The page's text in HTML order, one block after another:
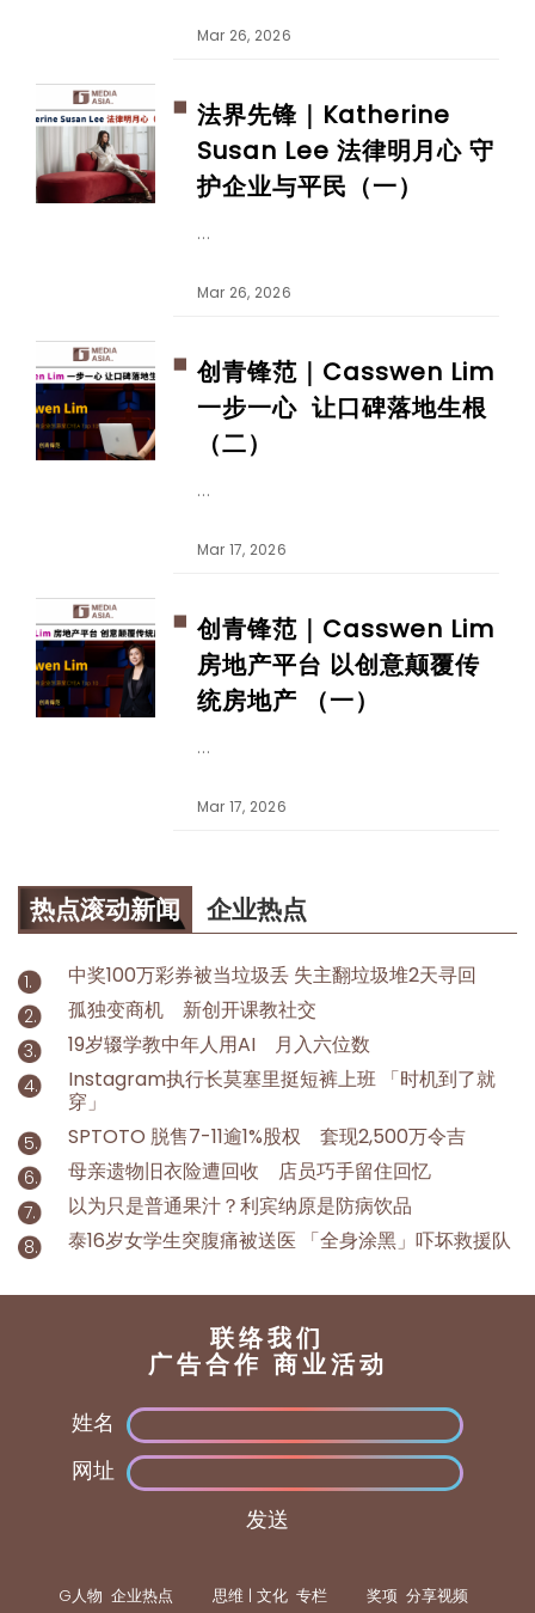
Mar 26, 2026
法界先锋｜Katherine
Susan Lee 法律明月心 守
护企业与平民（一）
Mar 26, 2026
创青锋范｜Casswen Lim
一步一心 让口碑落地生根
（二）
Mar 17, 2026
创青锋范｜Casswen Lim
房地产平台 以创意颠覆传
统房地产 （一）
Mar 17, 2026
热点滚动新闻 企业热点
中奖100万彩券被当垃圾丢 失主翻垃圾堆2天寻回
孤独变商机 新创开课教社交
19岁辍学教中年人用AI 月入六位数
Instagram执行长莫塞里挺短裤上班 「时机到了就
穿」
SPTOTO 脱售7-11逾1%股权 套现2,500万令吉
母亲遗物旧衣险遭回收 店员巧手留住回忆
以为只是普通果汁？利宾纳原是防病饮品
泰16岁女学生突腹痛被送医 「全身涂黑」吓坏救援队
联络我们
广告合作 商业活动
姓名
网址
发送
G人物 企业热点 思维 | 文化 专栏 奖项 分享视频